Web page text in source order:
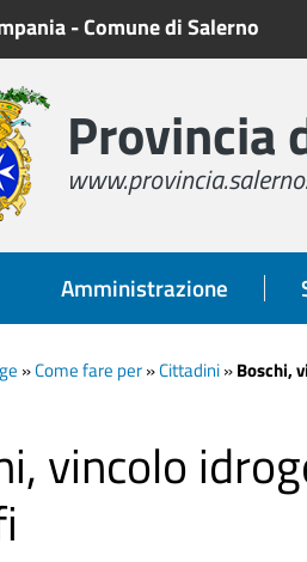
-Comune di Salerno
Provincia
Amministrazione
»Come fare per»Cittadini»Boschi,
vincolo